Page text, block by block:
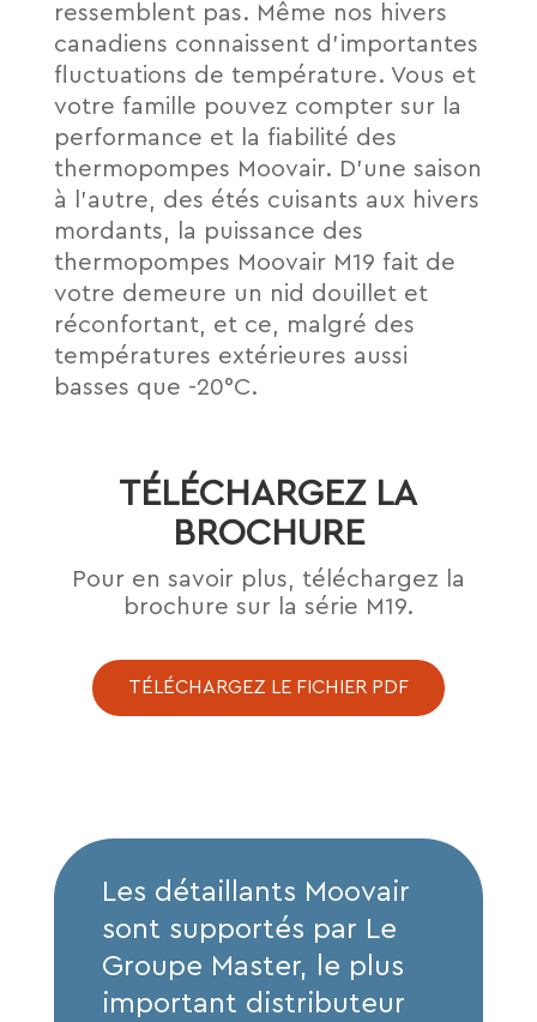
ressemblent pas. Même nos hivers
canadiens connaissent d’importantes
fluctuations de température. Vous et
votre famille pouvez compter sur la
performance et la fiabilité des
thermopompes Moovair. D’une saison
à l’autre, des étés cuisants aux hivers
mordants, la puissance des
thermopompes Moovair M19 fait de
votre demeure un nid douillet et
réconfortant, et ce, malgré des
températures extérieures aussi
basses que -20°C.
TÉLÉCHARGEZ LA
BROCHURE
Pour en savoir plus, téléchargez la
brochure sur la série M19.
TÉLÉCHARGEZ LE FICHIER PDF
Les détaillants Moovair
sont supportés par Le
Groupe Master, le plus
important distributeur